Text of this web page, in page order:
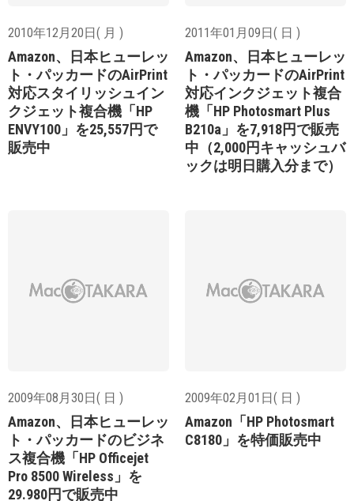
2010年12月20日( 月 )
Amazon、日本ヒューレッ
ト・パッカードのAirPrint
対応スタイリッシュイン
クジェット複合機「HP
ENVY100」を25,557円で
販売中
2011年01月09日( 日 )
Amazon、日本ヒューレッ
ト・パッカードのAirPrint
対応インクジェット複合
機「HP Photosmart Plus
B210a」を7,918円で販売
中（2,000円キャッシュバ
ックは明日購入分まで）
2009年08月30日( 日 )
Amazon、日本ヒューレッ
ト・パッカードのビジネ
ス複合機「HP Officejet
Pro 8500 Wireless」を
29.980円で販売中
2009年02月01日( 日 )
Amazon「HP Photosmart
C8180」を特価販売中